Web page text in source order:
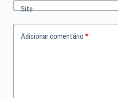
Site
Adicionar comentário *